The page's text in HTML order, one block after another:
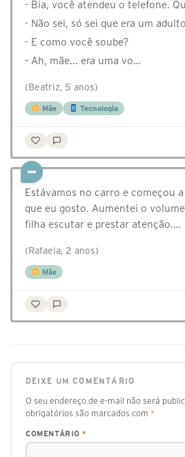
- Bia, você atendeu o telefone.
- Não sei, só sei que era um
- E como você soube?
- Ah, mãe... era uma vo…
(Beatriz, 5 anos)
Mãe Tecnologia
Estávamos no carro e começou
que eu gosto. Aumentei o
filha escutar e prestar atenção.…
(Rafaela, 2 anos)
Mãe
DEIXE UM COMENTÁRIO
O seu endereço de e-mail não será
obrigatórios são marcados com *
COMENTÁRIO *